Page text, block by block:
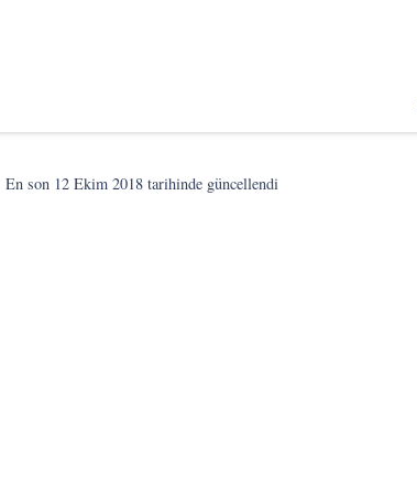
En son 12 Ekim 2018 tarihinde güncellendi